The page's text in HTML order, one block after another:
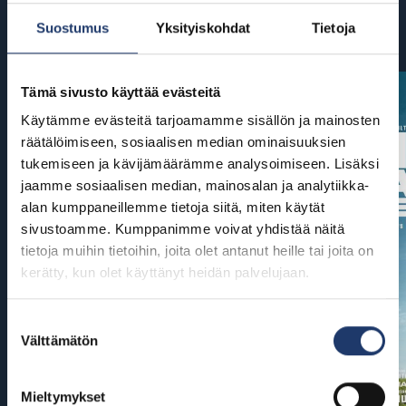
Suostumus Yksityiskohdat Tietoja
Tämä sivusto käyttää evästeitä
Käytämme evästeitä tarjoamamme sisällön ja mainosten
räätälöimiseen, sosiaalisen median ominaisuuksien
tukemiseen ja kävijämäärämme analysoimiseen. Lisäksi
jaamme sosiaalisen median, mainosalan ja analytiikka-
alan kumppaneillemme tietoja siitä, miten käytät
sivustoamme. Kumppanimme voivat yhdistää näitä
tietoja muihin tietoihin, joita olet antanut heille tai joita on
kerätty, kun olet käyttänyt heidän palvelujaan.
valinta
Välttämätön
Mieltymykset
Tulossa